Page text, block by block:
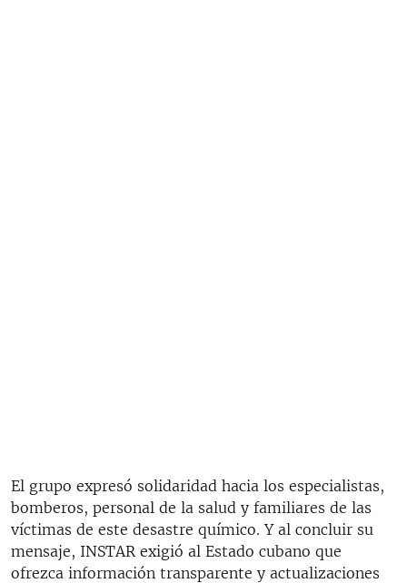
El grupo expresó solidaridad hacia los especialistas,
bomberos, personal de la salud y familiares de las
víctimas de este desastre químico. Y al concluir su
mensaje, INSTAR exigió al Estado cubano que
ofrezca información transparente y actualizaciones